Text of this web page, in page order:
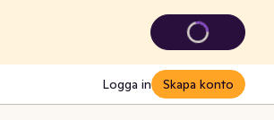
Logga in Skapa konto